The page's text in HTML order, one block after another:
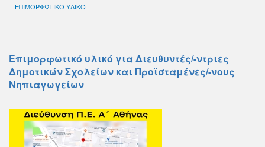
ΕΠΙΜΟΡΦΩΤΙΚΟ ΥΛΙΚΟ
Επιμορφωτικό υλικό για Διευθυντές/-ντριες
Δημοτικών Σχολείων και Προϊσταμένες/-νους
Νηπιαγωγείων